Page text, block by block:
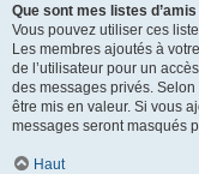
Que sont mes listes d’amis
Vous pouvez utiliser ces
Les membres ajoutés à
de l’utilisateur pour un
des messages privés.
être mis en valeur. Si vous
messages seront masqués
Haut